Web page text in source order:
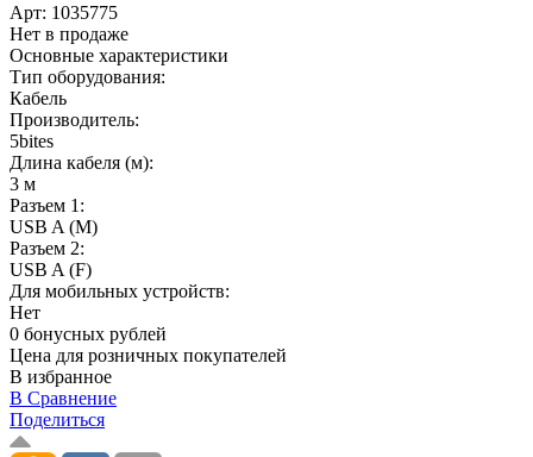
Арт: 1035775
Нет в продаже
Основные характеристики
Тип оборудования:
Кабель
Производитель:
5bites
Длина кабеля (м):
3 м
Разъем 1:
USB A (M)
Разъем 2:
USB A (F)
Для мобильных устройств:
Нет
0 бонусных рублей
Цена для розничных покупателей
В избранное
В Сравнение
Поделиться